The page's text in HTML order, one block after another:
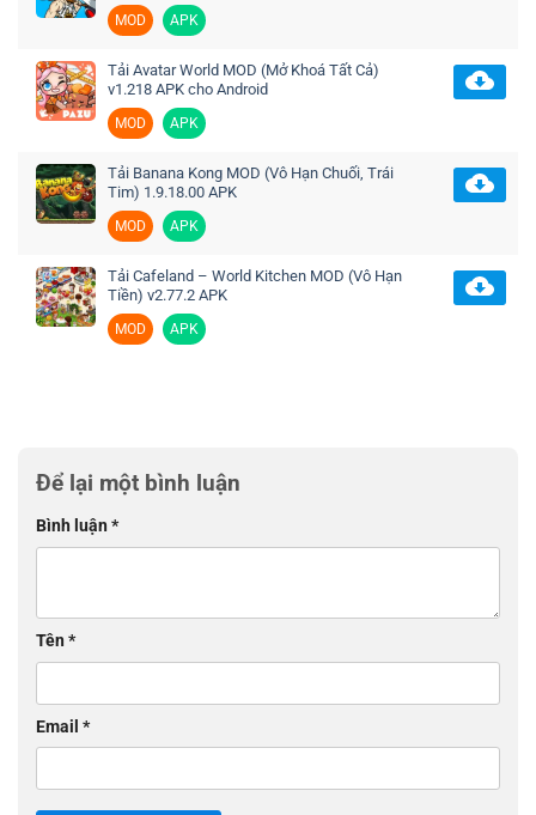
MOD APK
Tải Avatar World MOD (Mở Khoá Tất Cả)
v1.218 APK cho Android
MOD APK
Tải Banana Kong MOD (Vô Hạn Chuối, Trái
Tim) 1.9.18.00 APK
MOD APK
Tải Cafeland – World Kitchen MOD (Vô Hạn
Tiền) v2.77.2 APK
MOD APK
Để lại một bình luận
Bình luận*
Tên*
Email *